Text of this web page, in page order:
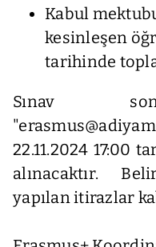
Kabul
kesinleşen
tarihinde
Sınav
22.11.2024 17:00
alınacaktır.
yapılan itirazlar